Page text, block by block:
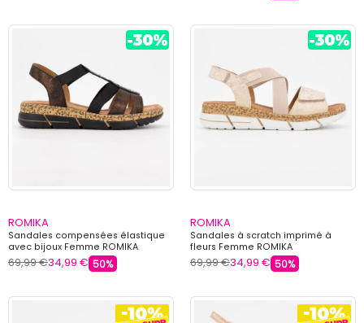
ROMIKA
Sandales compensées élastique
avec bijoux Femme ROMIKA
69,99 €34,99 € 50%
ROMIKA
Sandales à scratch imprimé à
fleurs Femme ROMIKA
69,99 €34,99 € 50%